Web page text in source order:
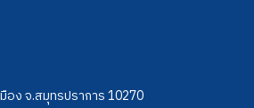
อง จ.สมุทรปราการ 10270